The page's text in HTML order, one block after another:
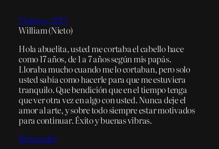
13 mayo, 2013
William (Nieto)
Hola abuelita, usted me cortaba el cabello hace
como 17 años, de 1 a 7 años según mis papás.
Lloraba mucho cuando me lo cortaban, pero solo
usted sabía como hacerle para que me estuviera
tranquilo. Que bendición que en el tiempo tenga
que ver otra vez en algo con usted. Nunca deje el
amor al arte, y sobre todo siempre estar motivados
para continuar. Éxito y buenas vibras.
Responder